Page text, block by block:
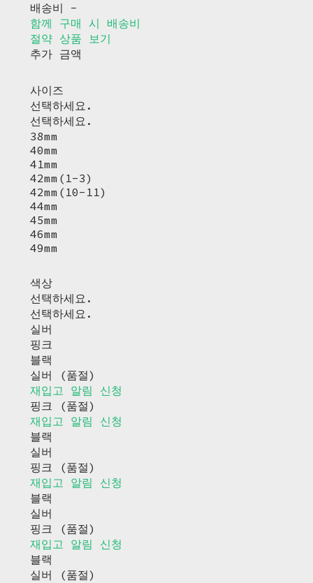
배송비 -
함께 구매 시 배송비
절약 상품 보기
추가 금액
사이즈
선택하세요.
선택하세요.
38mm
40mm
41mm
42mm(1-3)
42mm(10-11)
44mm
45mm
46mm
49mm
색상
선택하세요.
선택하세요.
실버
핑크
블랙
실버 (품절)
재입고 알림 신청
핑크 (품절)
재입고 알림 신청
블랙
실버
핑크 (품절)
재입고 알림 신청
블랙
실버
핑크 (품절)
재입고 알림 신청
블랙
실버 (품절)